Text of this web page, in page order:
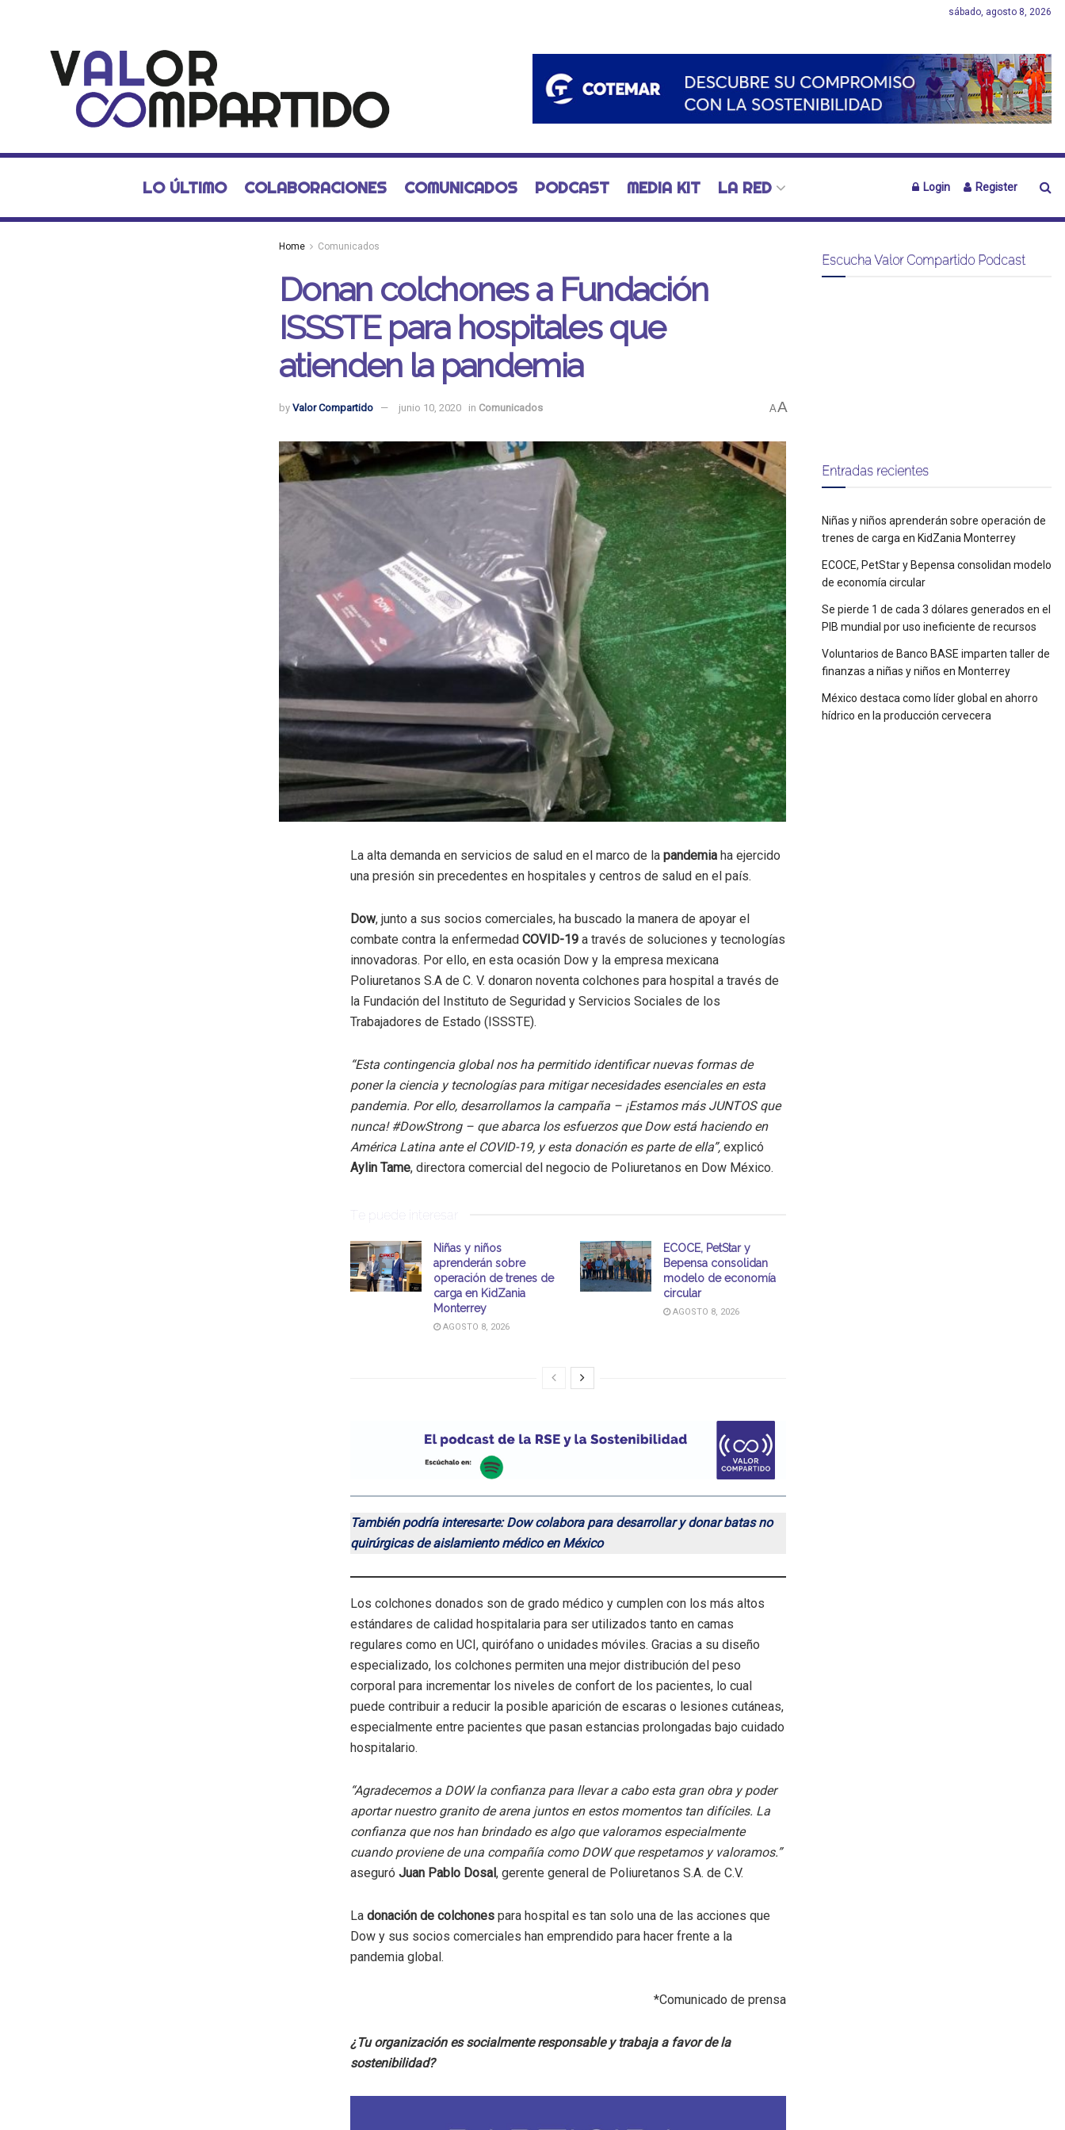
sábado, agosto 8, 2026
LO ÚLTIMO COLABORACIONES COMUNICADOS PODCAST MEDIA KIT LA RED Login Register
Home Comunicados
Donan colchones a Fundación
ISSSTE para hospitales que
atienden la pandemia
by Valor Compartido junio 10, 2020 in Comunicados AA
La alta demanda en servicios de salud en el marco de la pandemia ha ejercido
una presión sin precedentes en hospitales y centros de salud en el país.
Dow, junto a sus socios comerciales, ha buscado la manera de apoyar el
combate contra la enfermedad COVID-19 a través de soluciones y tecnologías
innovadoras. Por ello, en esta ocasión Dow y la empresa mexicana
Poliuretanos S.A de C. V. donaron noventa colchones para hospital a través de
la Fundación del Instituto de Seguridad y Servicios Sociales de los
Trabajadores de Estado (ISSSTE).
“Esta contingencia global nos ha permitido identificar nuevas formas de
poner la ciencia y tecnologías para mitigar necesidades esenciales en esta
pandemia. Por ello, desarrollamos la campaña – ¡Estamos más JUNTOS que
nunca! #DowStrong – que abarca los esfuerzos que Dow está haciendo en
América Latina ante el COVID-19, y esta donación es parte de ella”, explicó
Aylin Tame, directora comercial del negocio de Poliuretanos en Dow México.
Te puede interesar
Niñas y niños
aprenderán sobre
operación de trenes de
carga en KidZania
Monterrey
AGOSTO 8, 2026
ECOCE, PetStar y
Bepensa consolidan
modelo de economía
circular
AGOSTO 8, 2026
También podría interesarte: Dow colabora para desarrollar y donar batas no
quirúrgicas de aislamiento médico en México
Los colchones donados son de grado médico y cumplen con los más altos
estándares de calidad hospitalaria para ser utilizados tanto en camas
regulares como en UCI, quirófano o unidades móviles. Gracias a su diseño
especializado, los colchones permiten una mejor distribución del peso
corporal para incrementar los niveles de confort de los pacientes, lo cual
puede contribuir a reducir la posible aparición de escaras o lesiones cutáneas,
especialmente entre pacientes que pasan estancias prolongadas bajo cuidado
hospitalario.
“Agradecemos a DOW la confianza para llevar a cabo esta gran obra y poder
aportar nuestro granito de arena juntos en estos momentos tan difíciles. La
confianza que nos han brindado es algo que valoramos especialmente
cuando proviene de una compañía como DOW que respetamos y valoramos.”
aseguró Juan Pablo Dosal, gerente general de Poliuretanos S.A. de C.V.
La donación de colchones para hospital es tan solo una de las acciones que
Dow y sus socios comerciales han emprendido para hacer frente a la
pandemia global.
*Comunicado de prensa
¿Tu organización es socialmente responsable y trabaja a favor de la
sostenibilidad?
Escucha Valor Compartido Podcast
Entradas recientes
Niñas y niños aprenderán sobre operación de
trenes de carga en KidZania Monterrey
ECOCE, PetStar y Bepensa consolidan modelo
de economía circular
Se pierde 1 de cada 3 dólares generados en el
PIB mundial por uso ineficiente de recursos
Voluntarios de Banco BASE imparten taller de
finanzas a niñas y niños en Monterrey
México destaca como líder global en ahorro
hídrico en la producción cervecera